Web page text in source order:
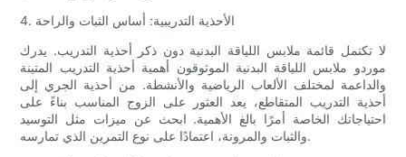
4. الأحذية التدريبية: أساس الثبات والراحة
لا تكتمل قائمة ملابس اللياقة البدنية دون ذكر أحذية التدريب. يدرك
موردو ملابس اللياقة البدنية الموثوقون أهمية أحذية التدريب المتينة
والداعمة لمختلف الألعاب الرياضية والأنشطة. من أحذية الجري إلى
أحذية التدريب المتقاطع، يعد العثور على الزوج المناسب بناءً على
احتياجاتك الخاصة أمرًا بالغ الأهمية. ابحث عن ميزات مثل التوسيد
والثبات والمرونة، اعتمادًا على نوع التمرين الذي تمارسه.